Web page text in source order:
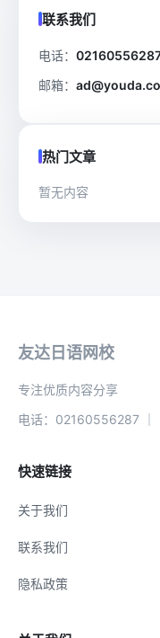
联系我们
电话：
邮箱：
热门文章
暂无内容
友达日语网校
专注优质内容分享
电话：02160556287 ｜
快速链接
关于我们
联系我们
隐私政策